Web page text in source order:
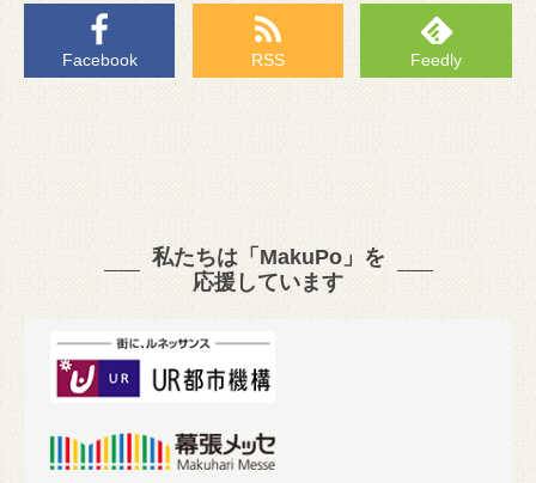
Facebook RSS Feedly
私たちは「MakuPo」を
応援しています